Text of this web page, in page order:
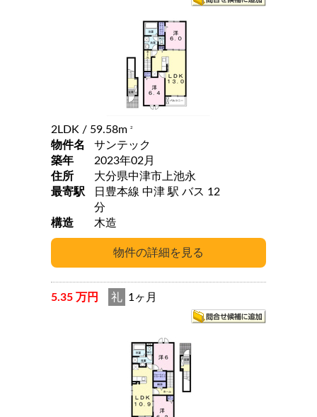
2LDK / 59.58m 2
物件名
サンテック
築年
2023年02月
住所
大分県中津市上池永
最寄駅
日豊本線 中津 駅 バス 12
分
構造
木造
5.35 万円 礼 1ヶ月